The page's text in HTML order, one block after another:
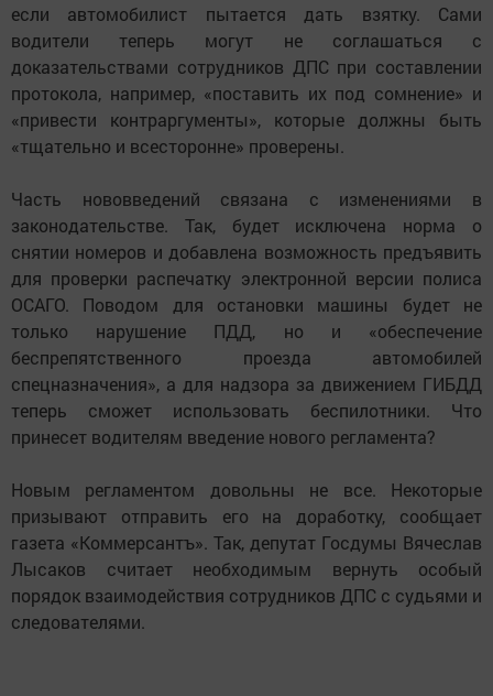
если автомобилист пытается дать взятку. Сами
водители теперь могут не соглашаться с
доказательствами сотрудников ДПС при составлении
протокола, например, «поставить их под сомнение» и
«привести контраргументы», которые должны быть
«тщательно и всесторонне» проверены.
Часть нововведений связана с изменениями в
законодательстве. Так, будет исключена норма о
снятии номеров и добавлена возможность предъявить
для проверки распечатку электронной версии полиса
ОСАГО. Поводом для остановки машины будет не
только нарушение ПДД, но и «обеспечение
беспрепятственного проезда автомобилей
спецназначения», а для надзора за движением ГИБДД
теперь сможет использовать беспилотники. Что
принесет водителям введение нового регламента?
Новым регламентом довольны не все. Некоторые
призывают отправить его на доработку, сообщает
газета «Коммерсантъ». Так, депутат Госдумы Вячеслав
Лысаков считает необходимым вернуть особый
порядок взаимодействия сотрудников ДПС с судьями и
следователями.